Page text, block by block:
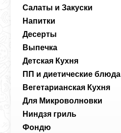
Салаты и Закуски
Напитки
Десерты
Выпечка
Детская Кухня
ПП и диетические блюда
Вегетарианская Кухня
Для Микроволновки
Ниндзя гриль
Фондю